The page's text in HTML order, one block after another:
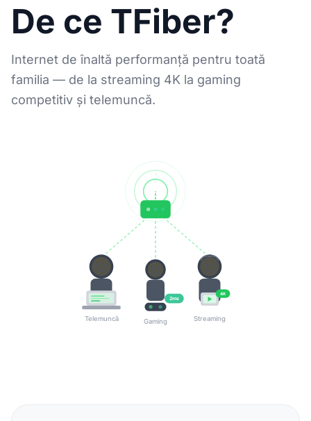
De ce TFiber?
Internet de înaltă performanță pentru toată
familia — de la streaming 4K la gaming
competitiv și telemuncă.
Telemuncă
2ms
Gaming
4K
Streaming